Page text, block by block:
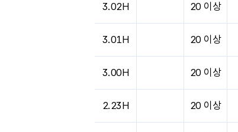
3.02H 20 이상
3.01H 20 이상
3.00H 20 이상
2.23H 20 이상